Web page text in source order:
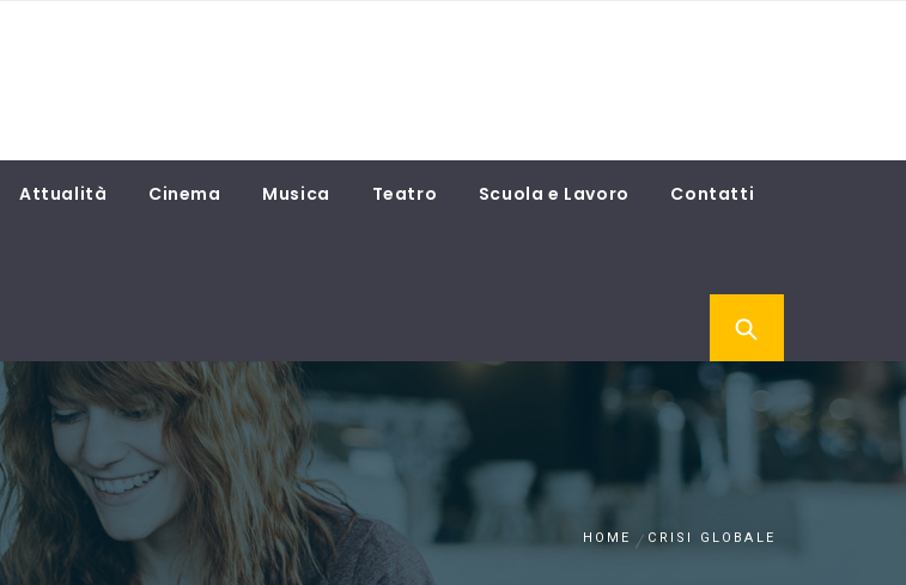
Attualità Cinema Musica Teatro Scuola e Lavoro Contatti
HOME CRISI GLOBALE